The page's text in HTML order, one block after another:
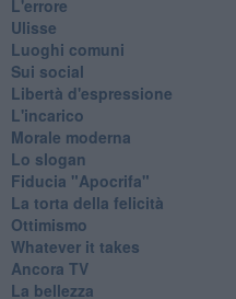
L'errore
Ulisse
Luoghi comuni
Sui social
Libertà d'espressione
L'incarico
Morale moderna
Lo slogan
Fiducia "Apocrifa"
La torta della felicità
Ottimismo
Whatever it takes
Ancora TV
La bellezza